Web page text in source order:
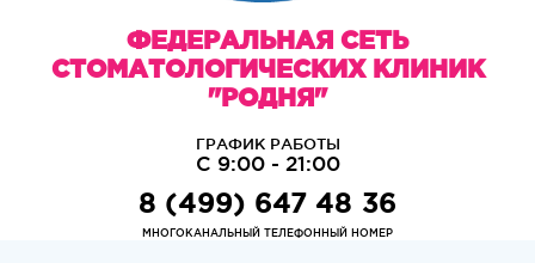
ФЕДЕРАЛЬНАЯ СЕТЬ
СТОМАТОЛОГИЧЕСКИХ КЛИНИК
"РОДНЯ"
ГРАФИК РАБОТЫ
С 9:00 - 21:00
8 (499) 647 48 36
МНОГОКАНАЛЬНЫЙ ТЕЛЕФОННЫЙ НОМЕР